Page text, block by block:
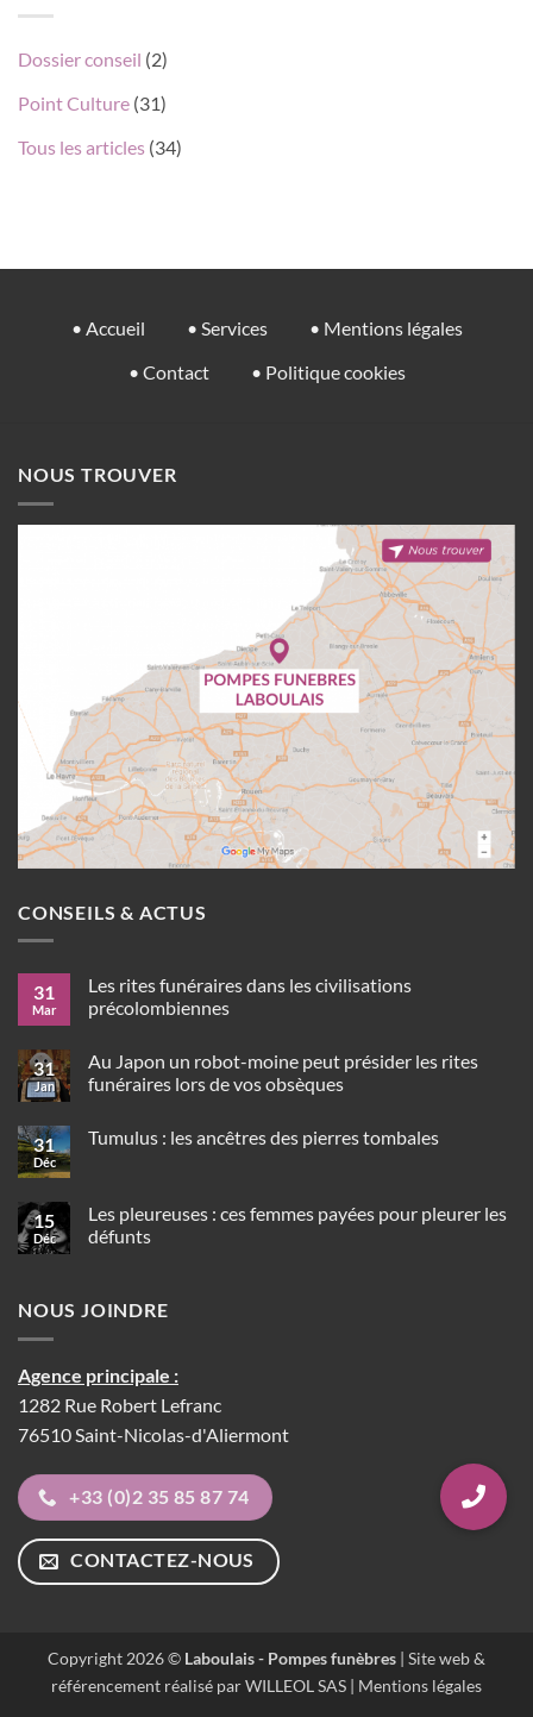
Dossier conseil (2)
Point Culture (31)
Tous les articles (34)
• Accueil • Services
• Mentions légales
• Contact
• Politique cookies
NOUS TROUVER
CONSEILS & ACTUS
31
Mar
Les rites funéraires dans les civilisations
précolombiennes
sur
Les
rites
les
31
Jan
Au Japon un robot-moine peut présider les rites
funéraires lors de vos obsèques
sur
moine
peut
présider
lors
31
Déc
Tumulus : les ancêtres des pierres tombales
Tumulus
les
15
Déc
Les pleureuses : ces femmes payées pour pleurer les
défunts
Les
pleureuses
femmes
payées
pour
pleurer
les
défunts
NOUS JOINDRE
Agence principale :
1282 Rue Robert Lefranc
76510 Saint-Nicolas-d'Aliermont
+33 (0)2 35 85 87 74
CONTACTEZ-NOUS
Copyright 2026 © Laboulais - Pompes funèbres | Site web &
référencement réalisé par WILLEOL SAS | Mentions légales